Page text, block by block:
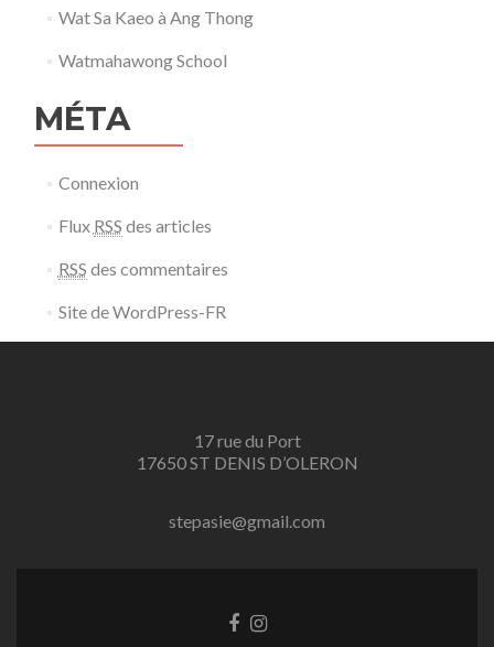
Wat Sa Kaeo à Ang Thong
Watmahawong School
MÉTA
Connexion
Flux RSS des articles
RSS des commentaires
Site de WordPress-FR
17 rue du Port
17650 ST DENIS D’OLERON
stepasie@gmail.com
LienLien